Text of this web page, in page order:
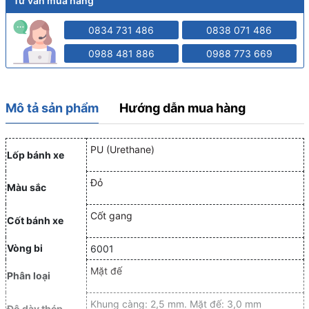
0834 731 486 0838 071 486
0988 481 886 0988 773 669
Mô tả sản phẩm Hướng dẫn mua hàng
Lốp bánh xe PU (Urethane)
Màu sắc Đỏ
Cốt bánh xe Cốt gang
Vòng bi 6001
Phân loại Mặt đế
Khung càng: 2,5 mm. Mặt đế: 3,0 mm